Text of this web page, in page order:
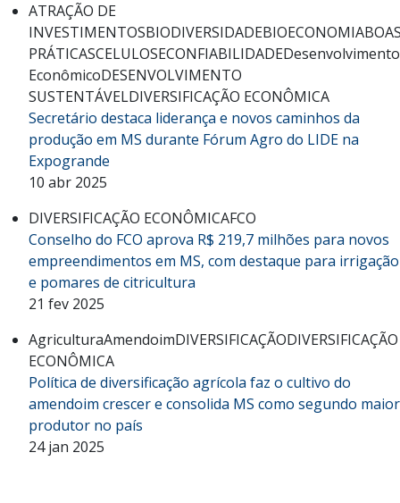
ATRAÇÃO DE
INVESTIMENTOSBIODIVERSIDADEBIOECONOMIA
PRÁTICASCELULOSECONFIABILIDADEDesenvolvimento
EconômicoDESENVOLVIMENTO
SUSTENTÁVELDIVERSIFICAÇÃO ECONÔMICA
Secretário destaca liderança e novos caminhos da
produção em MS durante Fórum Agro do LIDE na
Expogrande
10 abr 2025
DIVERSIFICAÇÃO ECONÔMICAFCO
Conselho do FCO aprova R$ 219,7 milhões para novos
empreendimentos em MS, com destaque para irrigação
e pomares de citricultura
21 fev 2025
AgriculturaAmendoimDIVERSIFICAÇÃODIVERSIFICAÇÃO
ECONÔMICA
Política de diversificação agrícola faz o cultivo do
amendoim crescer e consolida MS como segundo maior
produtor no país
24 jan 2025